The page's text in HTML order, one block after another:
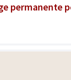
permanente